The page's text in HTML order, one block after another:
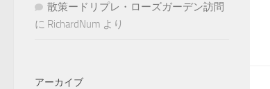
散策ードリプレ・ローズガーデン訪問
に RichardNum より
アーカイブ